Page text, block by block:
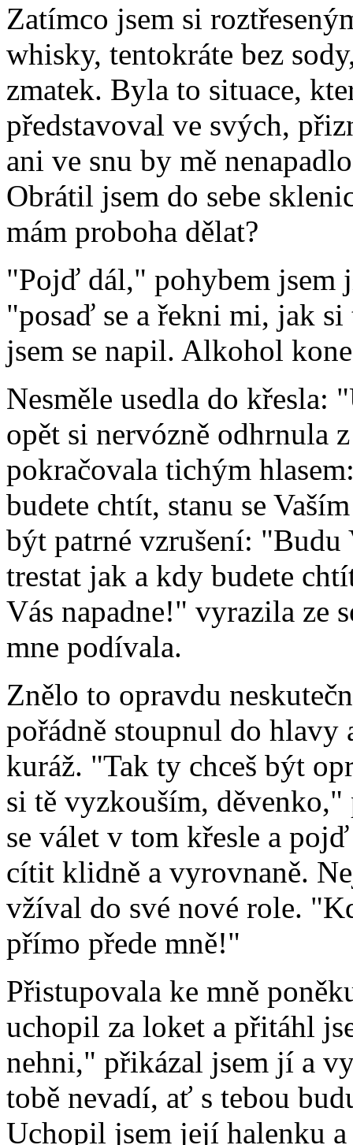
Zatímco jsem si
whisky, tentokráte bez
zmatek. Byla to situace,
představoval ve svých,
ani ve snu by mě
Obrátil jsem do sebe
mám proboha dělat?
"Pojď dál," pohybem jsem
"posaď se a řekni mi, jak
jsem se napil. Alkohol
Nesměle usedla do křesla:
opět si nervózně odhrnula
pokračovala tichým
budete chtít, stanu se
být patrné vzrušení: "Budu
trestat jak a kdy budete
Vás napadne!" vyrazila ze
mne podívala.
Znělo to opravdu
pořádně stoupnul do hlavy
kuráž. "Tak ty chceš být
si tě vyzkouším, děvenko,"
se válet v tom křesle a
cítit klidně a vyrovnaně.
vžíval do své nové role.
přímo přede mně!"
Přistupovala ke mně
uchopil za loket a přitáhl
nehni," přikázal jsem jí a
tobě nevadí, ať s tebou
Uchopil jsem její halenku